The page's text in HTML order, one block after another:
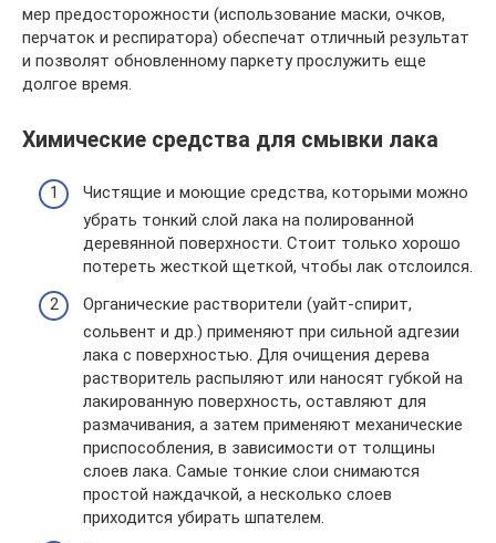
мер предосторожности (использование маски, очков,
перчаток и респиратора) обеспечат отличный результат
и позволят обновленному паркету прослужить еще
долгое время.
Химические средства для смывки лака
Чистящие и моющие средства, которыми можно
убрать тонкий слой лака на полированной
деревянной поверхности. Стоит только хорошо
потереть жесткой щеткой, чтобы лак отслоился.
Органические растворители (уайт-спирит,
сольвент и др.) применяют при сильной адгезии
лака с поверхностью. Для очищения дерева
растворитель распыляют или наносят губкой на
лакированную поверхность, оставляют для
размачивания, а затем применяют механические
приспособления, в зависимости от толщины
слоев лака. Самые тонкие слои снимаются
простой наждачкой, а несколько слоев
приходится убирать шпателем.